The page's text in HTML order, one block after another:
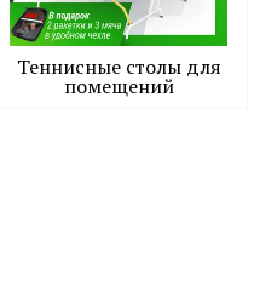
Теннисные столы для
помещений